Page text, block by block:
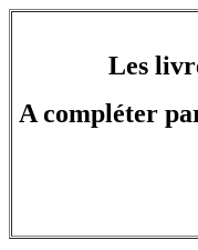
Les
A compléter